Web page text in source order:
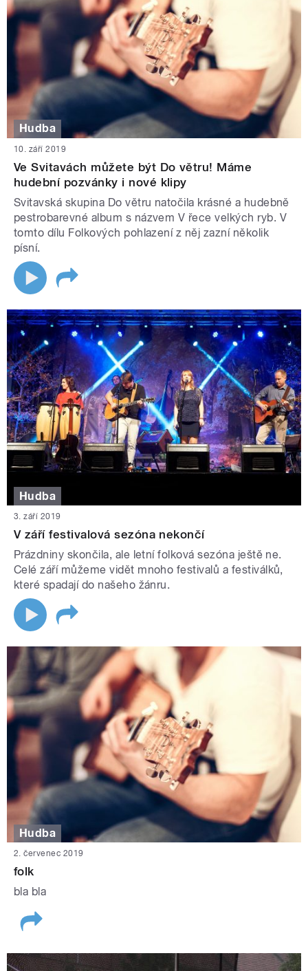
Hudba
10. září 2019
Ve Svitavách můžete být Do větru! Máme
hudební pozvánky i nové klipy
Svitavská skupina Do větru natočila krásné a hudebně
pestrobarevné album s názvem V řece velkých ryb. V
tomto dílu Folkových pohlazení z něj zazní několik
písní.
Hudba
3. září 2019
V září festivalová sezóna nekončí
Prázdniny skončila, ale letní folková sezóna ještě ne.
Celé září můžeme vidět mnoho festivalů a festiválků,
které spadají do našeho žánru.
Hudba
2. červenec 2019
folk
bla bla